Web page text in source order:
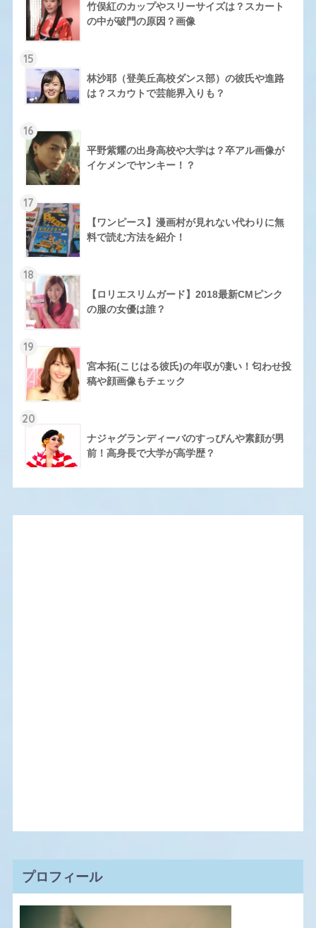
竹俣紅のカップやスリーサイズは？スカート
の中が破門の原因？画像
15
林沙耶（登美丘高校ダンス部）の彼氏や進路
は？スカウトで芸能界入りも？
16
平野紫耀の出身高校や大学は？卒アル画像が
イケメンでヤンキー！？
17
【ワンピース】漫画村が見れない代わりに無
料で読む方法を紹介！
18
【ロリエスリムガード】2018最新CMピンク
の服の女優は誰？
19
宮本拓(こじはる彼氏)の年収が凄い！匂わせ投
稿や顔画像もチェック
20
ナジャグランディーバのすっぴんや素顔が男
前！高身長で大学が高学歴？
プロフィール